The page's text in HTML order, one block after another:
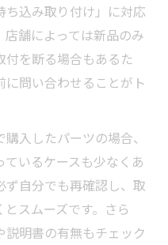
ち込み取り付け」に対応
舗によっては新品のみ
を断る場合もあるた
問い合わせることがト
入したパーツの場合、
いるケースも少なくあ
ず自分でも再確認し、取
スムーズです。さら
明書の有無もチェック